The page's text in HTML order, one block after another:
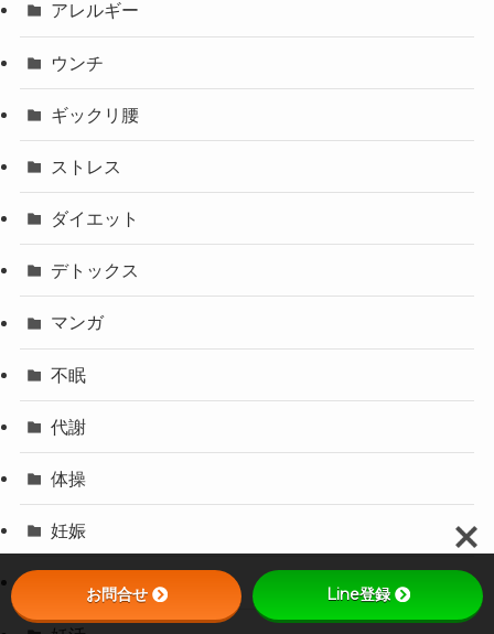
アレルギー
ウンチ
ギックリ腰
ストレス
ダイエット
デトックス
マンガ
不眠
代謝
体操
妊娠
お問合せ Line登録